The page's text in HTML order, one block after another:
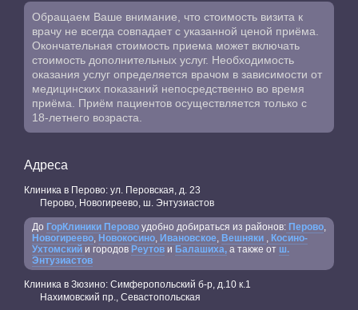
Обращаем Ваше внимание, что стоимость визита к
врачу не всегда совпадает с указанной ценой приёма.
Окончательная стоимость приема может включать
стоимость дополнительных услуг. Необходимость
оказания услуг определяется врачом в зависимости от
медицинских показаний непосредственно во время
приёма. Приём пациентов осуществляется только с
18-летнего возраста.
Адреса
Клиника в Перово: ул. Перовская, д. 23
Перово, Новогиреево, ш. Энтузиастов
До ГорКлиники Перово удобно добираться из районов: Перово
Новогиреево Новокосино Ивановское Вешняки
Косино-
Ухтомский и городов Реутов и Балашиха, а также от ш.
Энтузиастов
Клиника в Зюзино: Симферопольский б-р, д.10 к.1
Нахимовский пр., Севастопольская